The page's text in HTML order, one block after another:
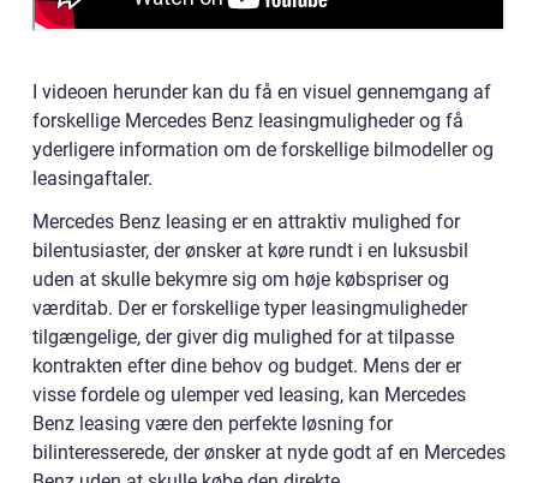
I videoen herunder kan du få en visuel gennemgang af
forskellige Mercedes Benz leasingmuligheder og få
yderligere information om de forskellige bilmodeller og
leasingaftaler.
Mercedes Benz leasing er en attraktiv mulighed for
bilentusiaster, der ønsker at køre rundt i en luksusbil
uden at skulle bekymre sig om høje købspriser og
værditab. Der er forskellige typer leasingmuligheder
tilgængelige, der giver dig mulighed for at tilpasse
kontrakten efter dine behov og budget. Mens der er
visse fordele og ulemper ved leasing, kan Mercedes
Benz leasing være den perfekte løsning for
bilinteresserede, der ønsker at nyde godt af en Mercedes